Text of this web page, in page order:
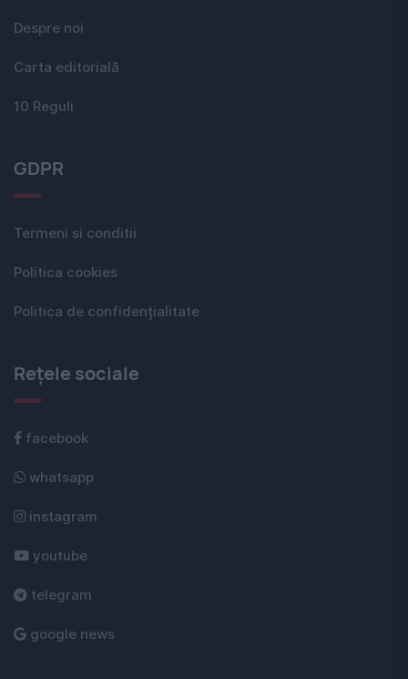
Despre noi
Carta editorială
10 Reguli
GDPR
Termeni si conditii
Politica cookies
Politica de confidențialitate
Rețele sociale
facebook
whatsapp
instagram
youtube
telegram
google news